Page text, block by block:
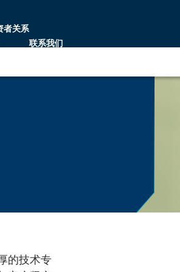
者关系
联系我们
的技术专